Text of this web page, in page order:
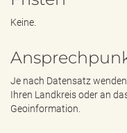
Keine.
Je nach Datensatz
Ihren Landkreis oder an
Geoinformation.